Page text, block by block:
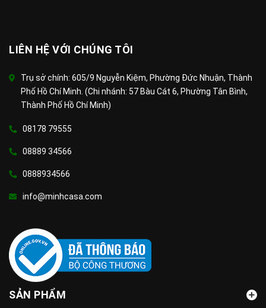
LIÊN HỆ VỚI CHÚNG TÔI
Trụ sở chính: 605/9 Nguyễn Kiệm, Phường Đức Nhuận, Thành
Phố Hồ Chí Minh. (Chi nhánh: 57 Bàu Cát 6, Phường Tân Bình,
Thành Phố Hồ Chí Minh)
08178 79555
08889 34566
0888934566
info@minhcasa.com
SẢN PHẨM